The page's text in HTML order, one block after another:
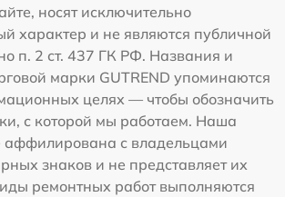
носят исключительно
характер и не являются публичной
п. 2 ст. 437 ГК РФ. Названия и
марки GUTREND упоминаются
целях — чтобы обозначить
с которой мы работаем. Наша
аффилирована с владельцами
знаков и не представляет их
ремонтных работ выполняются